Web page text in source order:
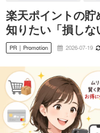
楽天ポイントの
知りたい「損しな
PR｜Promotion 2026-07-19